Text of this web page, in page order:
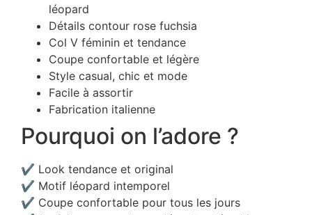
léopard
Détails contour rose fuchsia
Col V féminin et tendance
Coupe confortable et légère
Style casual, chic et mode
Facile à assortir
Fabrication italienne
Pourquoi on l’adore ?
✔ Look tendance et original
✔ Motif léopard intemporel
✔ Coupe confortable pour tous les jours